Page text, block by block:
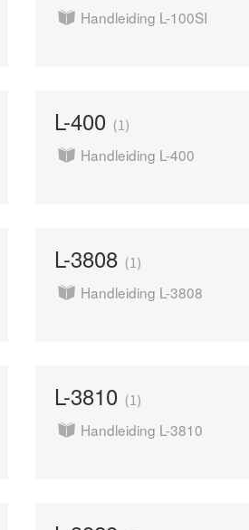
Handleiding L-100SI
L-400 1
Handleiding L-400
L-3808 1
Handleiding L-3808
L-3810 1
Handleiding L-3810